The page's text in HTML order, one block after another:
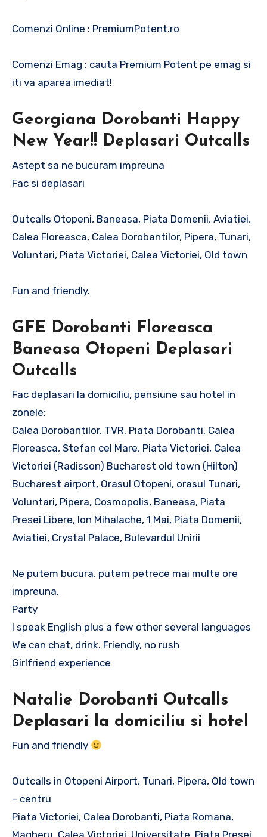
Comenzi Online : PremiumPotent.ro
Comenzi Emag : cauta Premium Potent pe emag si
iti va aparea imediat!
Georgiana Dorobanti Happy
New Year!! Deplasari Outcalls
Astept sa ne bucuram impreuna
Fac si deplasari
Outcalls Otopeni, Baneasa, Piata Domenii, Aviatiei,
Calea Floreasca, Calea Dorobantilor, Pipera, Tunari,
Voluntari, Piata Victoriei, Calea Victoriei, Old town
Fun and friendly.
GFE Dorobanti Floreasca
Baneasa Otopeni Deplasari
Outcalls
Fac deplasari la domiciliu, pensiune sau hotel in
zonele:
Calea Dorobantilor, TVR, Piata Dorobanti, Calea
Floreasca, Stefan cel Mare, Piata Victoriei, Calea
Victoriei (Radisson) Bucharest old town (Hilton)
Bucharest airport, Orasul Otopeni, orasul Tunari,
Voluntari, Pipera, Cosmopolis, Baneasa, Piata
Presei Libere, Ion Mihalache, 1 Mai, Piata Domenii,
Aviatiei, Crystal Palace, Bulevardul Unirii
Ne putem bucura, putem petrece mai multe ore
impreuna.
Party
I speak English plus a few other several languages
We can chat, drink. Friendly, no rush
Girlfriend experience
Natalie Dorobanti Outcalls
Deplasari la domiciliu si hotel
Fun and friendly
Outcalls in Otopeni Airport, Tunari, Pipera, Old town
– centru
Piata Victoriei, Calea Dorobanti, Piata Romana,